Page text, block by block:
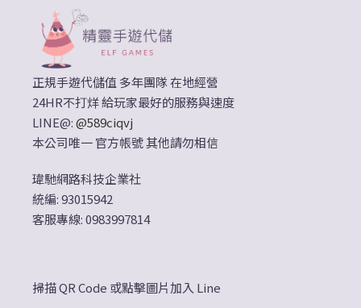
正規手遊代儲值 多年團隊 在地經營
24HR不打烊 給玩家最好的服務與速度
LINE@:@589ciqvj
本公司唯一 官方帳號 其他請勿相信
瑋馳網路科技企業社
統編: 93015942
客服專線: 0983997814
掃描 QR Code 或點擊圖片加入 Line